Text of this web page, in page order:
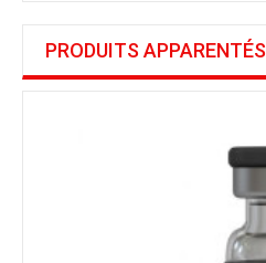
PRODUITS APPARENTÉS